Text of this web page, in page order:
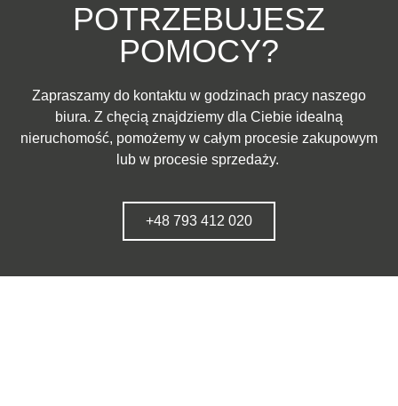
POTRZEBUJESZ
POMOCY?
Zapraszamy do kontaktu w godzinach pracy naszego
biura. Z chęcią znajdziemy dla Ciebie idealną
nieruchomość, pomożemy w całym procesie zakupowym
lub w procesie sprzedaży.
+48 793 412 020